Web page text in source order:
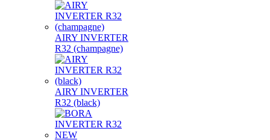
AIRY INVERTER
R32 (champagne)
AIRY INVERTER
R32 (black)